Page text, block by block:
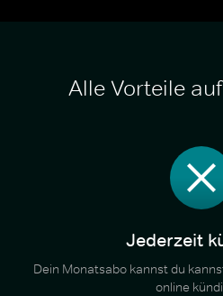
Alle Vorteile
Jederzeit
Dein Monatsabo kannst du
online